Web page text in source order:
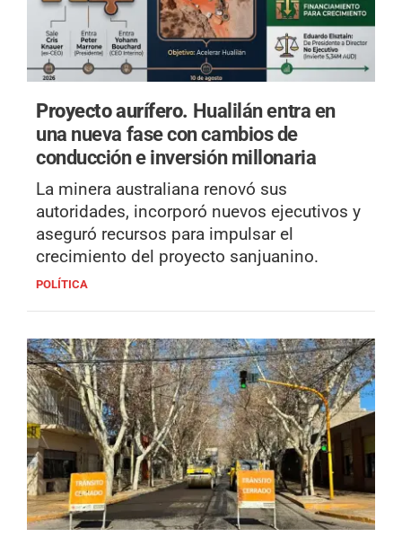
Proyecto aurífero. Hualilán entra en
una nueva fase con cambios de
conducción e inversión millonaria
La minera australiana renovó sus
autoridades, incorporó nuevos ejecutivos y
aseguró recursos para impulsar el
crecimiento del proyecto sanjuanino.
POLÍTICA